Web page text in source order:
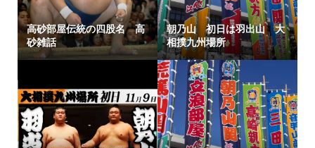
高砂部屋伝統の四股名 高
砂雑話
朝乃山 初日は羽出山 大
相撲九州場所